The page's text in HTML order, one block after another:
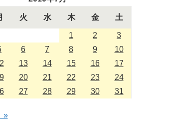
火 水 木 金 土
1 2
3
6 7 8 9
10
13 14 15 16
17
20 21 22 23
24
27 28 29 30 31
»